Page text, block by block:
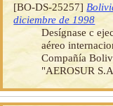
[BO-DS-25257]
diciembre de 1998
Desígnase c
aéreo
Compañía
"AEROSUR